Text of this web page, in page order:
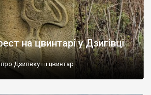
на цвинтарі у Дзигівці
Дзигівку і її цвинтар